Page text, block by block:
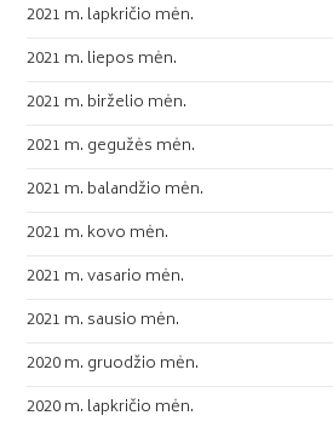
2021 m. lapkričio mėn.
2021 m. liepos mėn.
2021 m. birželio mėn.
2021 m. gegužės mėn.
2021 m. balandžio mėn.
2021 m. kovo mėn.
2021 m. vasario mėn.
2021 m. sausio mėn.
2020 m. gruodžio mėn.
2020 m. lapkričio mėn.